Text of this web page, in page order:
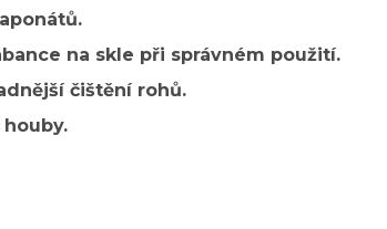
na skle při správném použití.
čištění rohů.